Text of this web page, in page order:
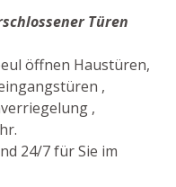
Türen
öffnen Haustüren,
,
,
24/7 für Sie im